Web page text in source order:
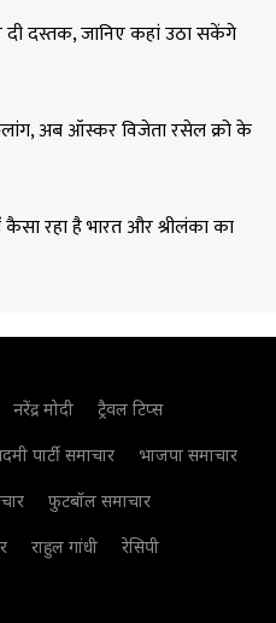
दस्तक, जानिए कहां उठा सकेंगे
अब ऑस्कर विजेता रसेल क्रो के
रहा है भारत और श्रीलंका का
नरेंद्र मोदी
ट्रैवल टिप्स
पार्टी समाचार
भाजपा समाचार
फुटबॉल समाचार
राहुल गांधी
रेसिपी